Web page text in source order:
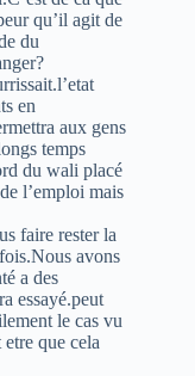
qu’il agit de
du
en
aux gens
temps
du wali placé
l’emploi mais
faire rester la
avons
a des
essayé.peut
le cas vu
que cela